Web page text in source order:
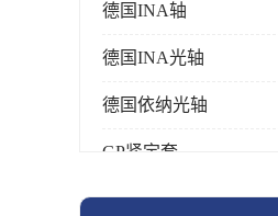
德国INA轴
德国INA光轴
德国依纳光轴
GP紧定套
SKF轴承